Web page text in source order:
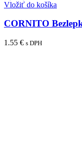
Vložiť do košíka
CORNITO
1.55 € s DPH